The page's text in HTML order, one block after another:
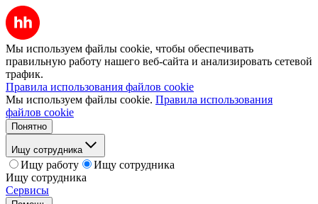
Мы используем файлы cookie, чтобы обеспечивать
правильную работу нашего веб-сайта и анализировать сетевой
трафик.
Правила использования файлов cookie
Мы используем файлы cookie. Правила использования
файлов cookie
Понятно
Ищу сотрудника
Ищу работу
Ищу сотрудника
Ищу сотрудника
Сервисы